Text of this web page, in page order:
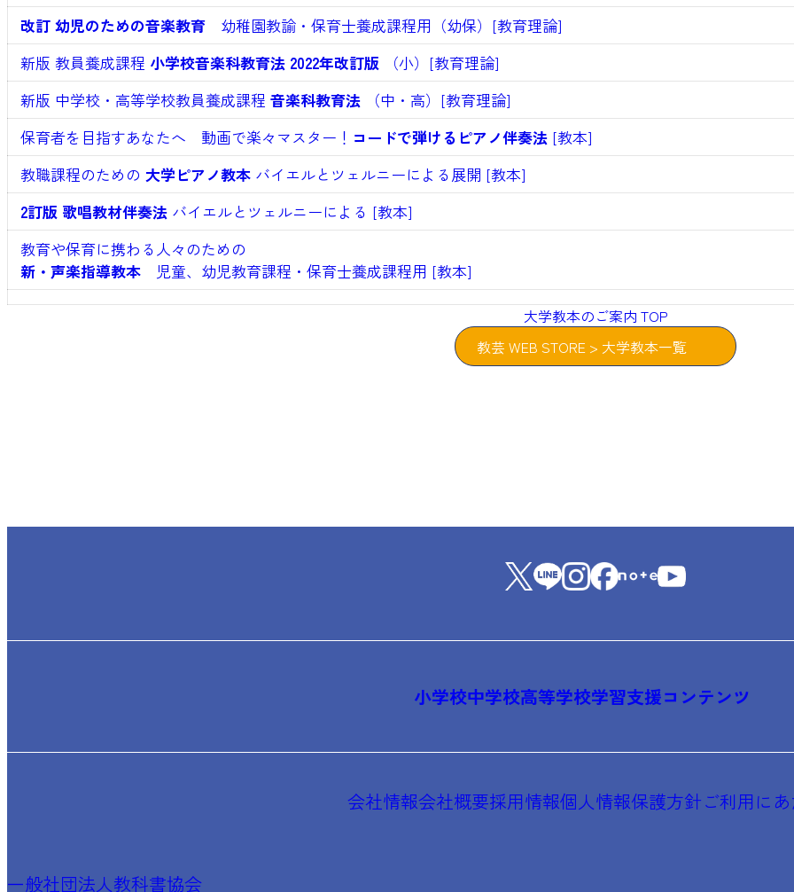
改訂 幼児のための音楽教育幼稚園教諭・保育士養成課程用（幼保）[教育理論]
新版 教員養成課程 小学校音楽科教育法 2022年改訂版 （小）[教育理論]
新版 中学校・高等学校教員養成課程 音楽科教育法（中・高）[教育理論]
保育者を目指すあなたへ 動画で楽々マスター！ コードで弾けるピアノ伴奏法[教本]
教職課程のための 大学ピアノ教本バイエルとツェルニーによる展開 [教本]
2訂版 歌唱教材伴奏法バイエルとツェルニーによる [教本]
教育や保育に携わる人々のための
新・声楽指導教本児童、幼児教育課程・保育士養成課程用 [教本]
大学教本のご案内 TOP
教芸 WEB STORE > 大学教本一覧
小学校中学校高等学校学習支援コンテンツ
会社情報会社概要採用情報個人情報保護方針ご利用に
一般社団法人教科書協会